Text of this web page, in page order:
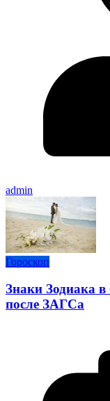
admin
Гороскоп
Знаки Зодиака
после ЗАГСа